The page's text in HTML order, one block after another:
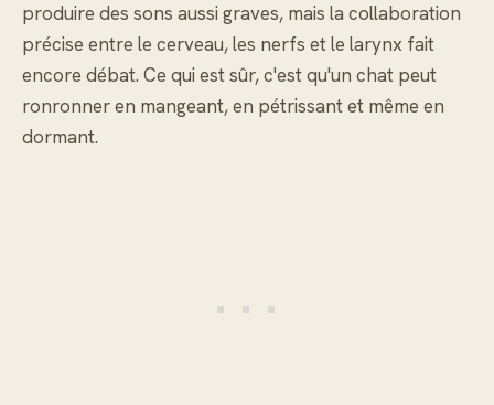
produire des sons aussi graves, mais la collaboration
précise entre le cerveau, les nerfs et le larynx fait
encore débat. Ce qui est sûr, c'est qu'un chat peut
ronronner en mangeant, en pétrissant et même en
dormant.